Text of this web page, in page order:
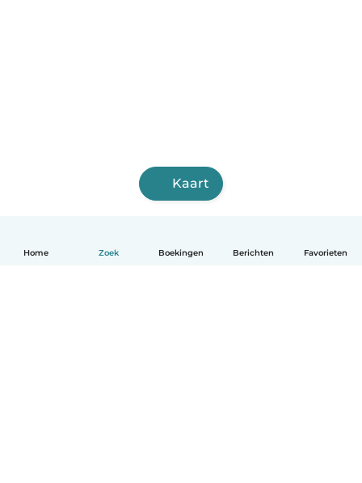
Home Zoek Boekingen Berichten Favorieten
Kaart